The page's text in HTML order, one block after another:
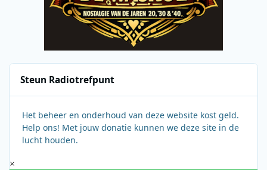
Steun Radiotrefpunt
Het beheer en onderhoud van deze website kost geld.
Help ons! Met jouw donatie kunnen we deze site in de
lucht houden.